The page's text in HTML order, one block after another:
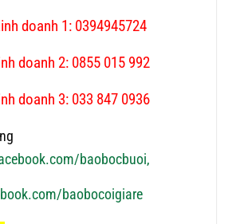
doanh 1: 0394945724
doanh 2: 0855 015 992
doanh 3: 033 847 0936
baobocbuoi,
baobocoigiare